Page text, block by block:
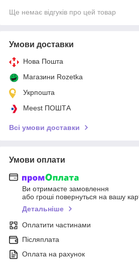
Ще немає відгуків про цей товар
Умови доставки
Нова Пошта
Магазини Rozetka
Укрпошта
Meest ПОШТА
Всі умови доставки
Умови оплати
Ви отримаєте замовлення
або гроші повернуться на вашу
Детальніше
Оплатити частинами
Післяплата
Оплата на рахунок